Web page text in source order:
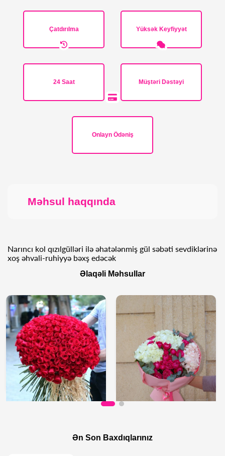
Çatdırılma Yüksək Keyfiyyət
24 Saat Müştəri Dəstəyi
Onlayn Ödəniş
Məhsul haqqında
Narıncı kol qızılgülləri ilə əhatələnmiş gül səbəti sevdiklərinə
xoş əhvali-ruhiyyə bəxş edəcək
Əlaqəli Məhsullar
201 Holland QızılgülüƏn Son Baxdıqlarınız